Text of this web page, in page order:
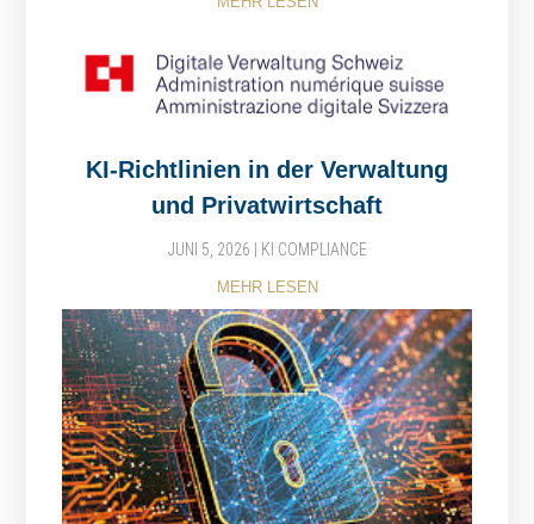
KI-Richtlinien in der Verwaltung
und Privatwirtschaft
JUNI 5, 2026 KI COMPLIANCE
MEHR LESEN